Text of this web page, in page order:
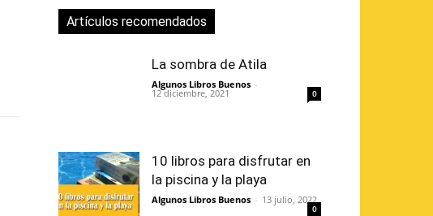
Artículos recomendados
La sombra de Atila
Algunos Libros Buenos -
12 diciembre, 2021 0
10 libros para disfrutar en
la piscina y la playa
Algunos Libros Buenos - 13 julio, 2022
0